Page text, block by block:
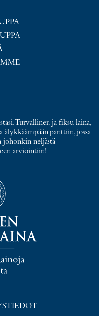
Turvallinen ja fiksu laina,
älykkäämpään panttiin, jossa
johonkin neljästä
arviointiin!